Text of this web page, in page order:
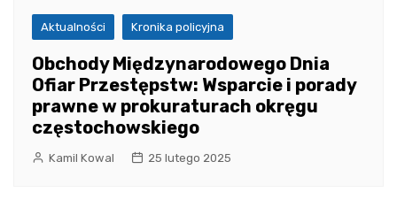
Aktualności Kronika policyjna
Obchody Międzynarodowego Dnia
Ofiar Przestępstw: Wsparcie i porady
prawne w prokuraturach okręgu
częstochowskiego
Kamil Kowal 25 lutego 2025